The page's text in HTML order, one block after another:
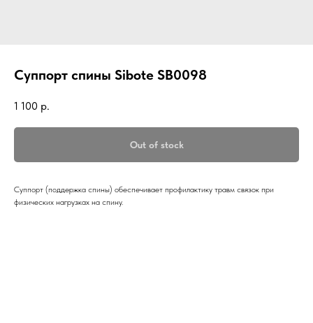
Суппорт спины Sibote SB0098
1 100 р.
Out of stock
Суппорт (поддержка спины) обеспечивает профилактику травм связок при
физических нагрузках на спину.